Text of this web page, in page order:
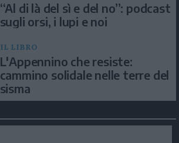
“Al di là del sì e del no”: podcast
sugli orsi, i lupi e noi
IL LIBRO
L'Appennino che resiste:
cammino solidale nelle terre del
sisma